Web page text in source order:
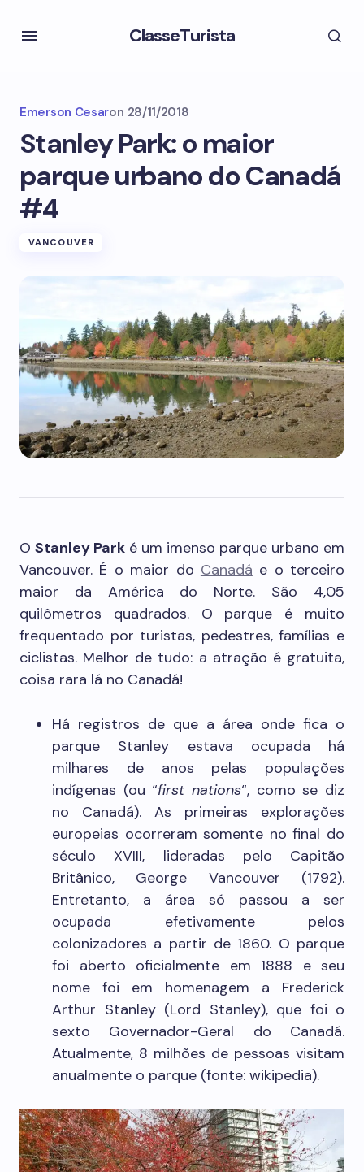
ClasseTurista
Emerson Cesaron 28/11/2018
Stanley Park: o maior
parque urbano do Canadá
#4
VANCOUVER
O Stanley Park é um imenso parque urbano em
Vancouver. É o maior do Canadá e o terceiro
maior da América do Norte. São 4,05
quilômetros quadrados. O parque é muito
frequentado por turistas, pedestres, famílias e
ciclistas. Melhor de tudo: a atração é gratuita,
coisa rara lá no Canadá!
Há registros de que a área onde fica o
parque Stanley estava ocupada há
milhares de anos pelas populações
indígenas (ou “first nations“, como se diz
no Canadá). As primeiras explorações
europeias ocorreram somente no final do
século XVIII, lideradas pelo Capitão
Britânico, George Vancouver (1792).
Entretanto, a área só passou a ser
ocupada efetivamente pelos
colonizadores a partir de 1860. O parque
foi aberto oficialmente em 1888 e seu
nome foi em homenagem a Frederick
Arthur Stanley (Lord Stanley), que foi o
sexto Governador-Geral do Canadá.
Atualmente, 8 milhões de pessoas visitam
anualmente o parque (fonte: wikipedia).